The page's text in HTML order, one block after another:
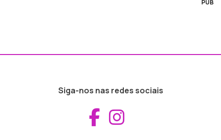
PUB
Siga-nos nas redes sociais
Aceder ao